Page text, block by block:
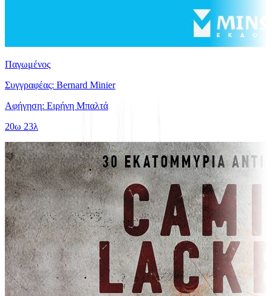
Παγωμένος
Συγγραφέας: Bernard Minier
Αφήγηση: Ειρήνη Μπαλτά
20ω 23λ